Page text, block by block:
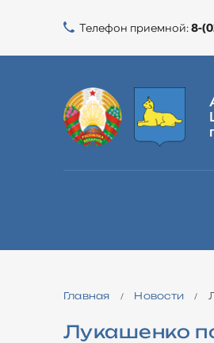
Телефон приемной:8-
ЖИЛИЩНАЯ
Главная / Новости /
Лукашенко